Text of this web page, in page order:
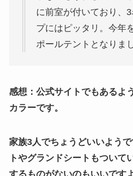
に前室が付いており、
プにはピッタリ。今年
ポールテントとなりま
感想：公式サイトでもあるよ
カラーです。
家族3人でちょうどいいよう
トやグランドシートもついて
するものがないのもいいです